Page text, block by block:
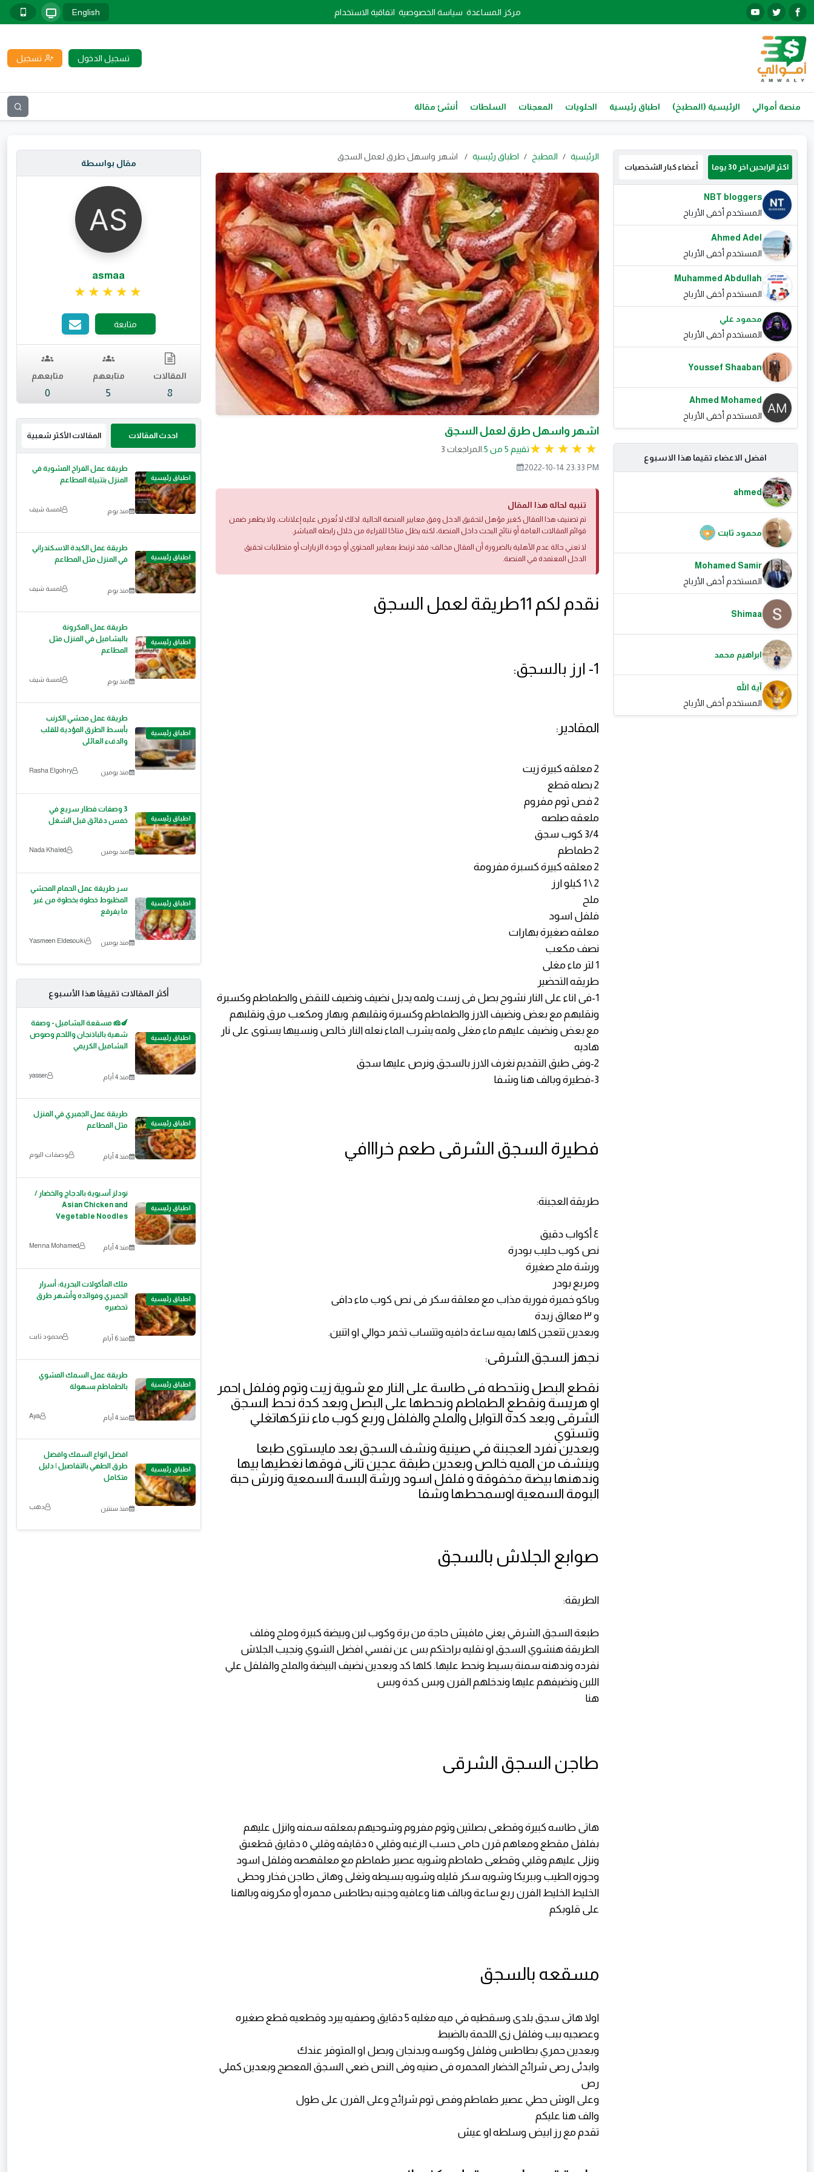
مركز المساعدة سياسة الخصوصية اتفاقية الاستخدام English
تسجيل الدخول تسجيل
منصة أموالي الرئيسية (المطبخ) اطباق رئيسية الحلويات المعجنات السلطات أنشئ مقالة
اكثر الرابحين اخر 30 يوما أعضاء كبار الشخصيات
NBT bloggers
المستخدم أخفى الأرباح
Ahmed Adel
المستخدم أخفى الأرباح
Muhammed Abdullah
المستخدم أخفى الأرباح
محمود علي
المستخدم أخفى الأرباح
Youssef Shaaban
Ahmed Mohamed
المستخدم أخفى الأرباح
افضل الاعضاء تقيما هذا الاسبوع
ahmed
محمود ثابت
Mohamed Samir
المستخدم أخفى الأرباح
Shimaa
ابراهيم محمد
آية الله
المستخدم أخفى الأرباح
الرئيسية المطبخ اطباق رئيسية اشهر واسهل طرق لعمل السجق
اشهر واسهل طرق لعمل السجق
تقييم 5 من 5.
3 المراجعات
2022-10-14 23:33 PM
تنبيه لحاله هذا المقال
تم تصنيف هذا المقال كغير مؤهل لتحقيق الدخل وفق معايير المنصة الحالية. لذلك لا تُعرض عليه إعلانات، ولا يظهر ضمن
قوائم المقالات العامة أو نتائج البحث داخل المنصة، لكنه يظل متاحًا للقراءة من خلال رابطه المباشر.
لا تعني حالة عدم الأهلية بالضرورة أن المقال مخالف؛ فقد ترتبط بمعايير المحتوى أو جودة الزيارات أو متطلبات تحقيق
الدخل المعتمدة في المنصة.
نقدم لكم 11طريقة لعمل السجق
1- ارز بالسجق:
المقادير:
2 معلقه كبيرة زيت
2 بصله قطع
2 فص ثوم مفروم
ملعقه صلصه
3/4 كوب سجق
2 طماطم
2 معلقه كبيرة كسبرة مفرومة
2 \ 1 كيلو ارز
ملح
فلفل اسود
معلقه صغيرة بهارات
نصف مكعب
1 لتر ماء مغلى
طريقه التحضير
1-فى اناء على النار نشوح بصل فى زست ولمه يدبل نضيف ونضيف للنقض والطماطم وكسبرة
ونقلبهم مع بعض ونضيف الارز والطماطم وكسبرة ونقلبهم. وبهار ومكعب مرق ونقلبهم
مع بعض ونضيف عليهم ماء مغلى ولمه يشرب الماء نعله النار خالص ونسيبها يستوى على نار
هاديه
2-وفى طبق التقديم نغرف الارز بالسجق ونرص عليها سجق
3-فطيرة وبالف هنا وشفا
فطيرة السجق الشرقى طعم خرااافي
طريقة العجبنة:
٤ أكواب دقيق
نص كوب حليب بودرة
ورشة ملح صغيرة
ومربع بودر
وباكو خميرة فورية مذاب مع معلقة سكر فى نص كوب ماء دافى
و ٣ معالق زبدة
وبعدين تتعجن كلها بميه ساعة دافيه وتتساب تخمر حوالي او اتنين.
نجهز السجق الشرقى:
نقطع البصل ونتحطه فى طاسة على النار مع شوية زيت وتوم وفلفل احمر
او هريسة ونقطع الطماطم ونحطها على البصل وبعد كدة نحط السجق
الشرقى وبعد كدة التوابل والملح والفلفل وربع كوب ماء نتركهاتغلي
وتستوي
وبعدين نفرد العجبنة في صينية ونشف السجق بعد مايستوى طبعا
وينشف من الميه خالص وبعدين طبقة عجين تانى فوقها نغطيها بيها
وندهنها بيضة مخفوقة و فلفل اسود ورشة البسة السمعية ونرش حبة
البومة السمعية اوسمحطها وشفا
صوابع الجلاش بالسجق
الطريقة:
طبعة السجق الشرقي يعني مافيش حاجة من برة وكوب لبن وبيضة كبيرة وملح وفلف
الطريقة هنشوي السجق او نقليه براحتكم بس عن نفسي افضل الشوي ونجيب الجلاش
نفرده وندهنه سمنة بسيط ونحط عليها. كلها كد وبعدين نضيف البيضة والملح والفلفل علي
اللبن ونضيفهم عليها وندخلهم الفرن وبس كدة وبس
هنا
طاجن السجق الشرقى
هاتى طاسه كبيرة وقطعى بصلتين وتوم مفروم وشوحيهم بمعلقه سمنه وانزل عليهم
بفلفل مقطع ومعاهم قرن حامى حسب الرغبه وقلبي ٥ دقايقه وقلبي ٥ دقايق قطعىق
ونزلى عليهم وقلبي وقطعى طماطم وشويه عصير طماطم مع معلقهصه وفلفل اسود
وجوزه الطيب وببريكا وشويه سكر قليله وشويه بسيطه وتغلى وهاتى طاجن فخار وحطى
الخليط الخليط الفرن ربع ساعة وبالف هنا وعافيه وجنبه بطاطس محمره أو مكرونه وبالهنا
على قلوبكم
مسقعه بالسجق
اولا هاتى سجق بلدى وسقطيه في ميه مغليه 5 دقايق وصفيه يبرد وقطعيه قطع صغيره
وعصجيه ببب وفلفل زى اللحمة بالضبط
وبعدين حمري بطاطس وفلفل وكوسه وبدنجان وبصل او المتوفر عندك
وابدئى رصى شرائح الخضار المحمره فى صنيه وفى النص ضعي السجق المعصج وبعدين كملي
رص
وعلى الوش حطي عصير طماطم وفص توم شرائح وعلى الفرن على طول
والف هنا عليكم
تقدم مع رز ابيض وسلطه او عيش
مقال بواسطة
asmaa
تقييم 5 من 5.
متابعة
المقالات
8
متابعهم
5
متابعهم
0
احدث المقالات المقالات الأكثر شعبية
اطباق رئيسية
طريقة عمل الفراخ المشوية في
المنزل بتتبيلة المطاعم
منذ يوم لمسة شيف
اطباق رئيسية
طريقة عمل الكبدة الاسكندراني
في المنزل مثل المطاعم
منذ يوم لمسة شيف
اطباق رئيسية
طريقة عمل المكرونة
بالبشاميل في المنزل مثل
المطاعم
منذ يوم لمسة شيف
اطباق رئيسية
طريقة عمل محشي الكرنب
بأبسط الطرق المؤدية للقلب
والدفء العائلى
منذ يومين Rasha Elgohry
اطباق رئيسية
3 وصفات فطار سريع في
خمس دقائق قبل الشغل
منذ يومين Nada Khaled
اطباق رئيسية
سر طريقة عمل الحمام المحشي
المظبوط خطوة بخطوة من غير
ما يفرقع
منذ يومين Yasmeen Eldesouki
أكثر المقالات تقييمًا هذا الأسبوع
اطباق رئيسية
🍆🧀 مسقعة البشاميل - وصفة
شهية بالباذنجان واللحم وصوص
البشاميل الكريمي
منذ 4 أيام yasser
اطباق رئيسية
طريقة عمل الجمبري في المنزل
مثل المطاعم
منذ 4 أيام وصفات اليوم
اطباق رئيسية
نودلز آسيوية بالدجاج والخضار /
Asian Chicken and
Vegetable Noodles
منذ 4 أيام Menna Mohamed
اطباق رئيسية
ملك المأكولات البحرية: أسرار
الجمبري وفوائده وأشهر طرق
تحضيره
منذ 6 أيام محمود ثابت
اطباق رئيسية
طريقة عمل السمك المشوي
بالطماطم بسهولة
منذ 4 أيام Aya
اطباق رئيسية
افضل انواع السمك وافضل
طرق الطهي بالتفاصيل | دليل
متكامل
منذ سنتين دهب